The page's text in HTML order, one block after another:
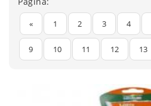
« 1 2 3 4
9 10 11 12 13